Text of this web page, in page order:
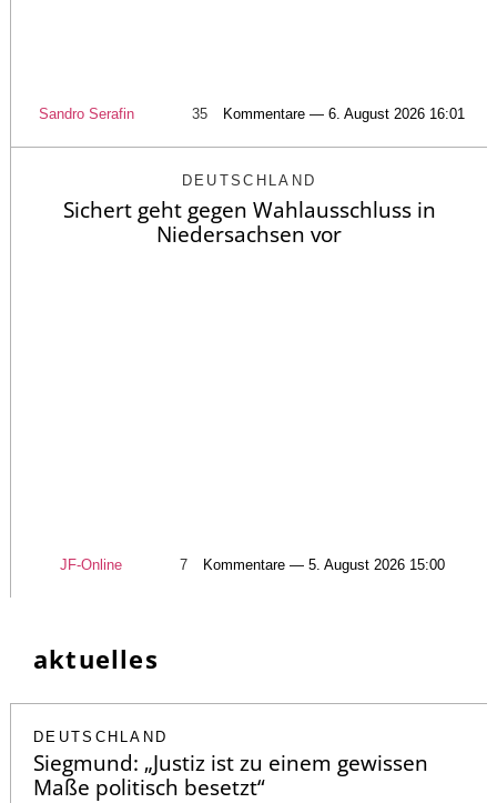
Sandro Serafin 35 Kommentare — 6. August 2026 16:01
DEUTSCHLAND
Sichert geht gegen Wahlausschluss in
Niedersachsen vor
JF-Online 7 Kommentare — 5. August 2026 15:00
aktuelles
DEUTSCHLAND
Siegmund: „Justiz ist zu einem gewissen
Maße politisch besetzt“